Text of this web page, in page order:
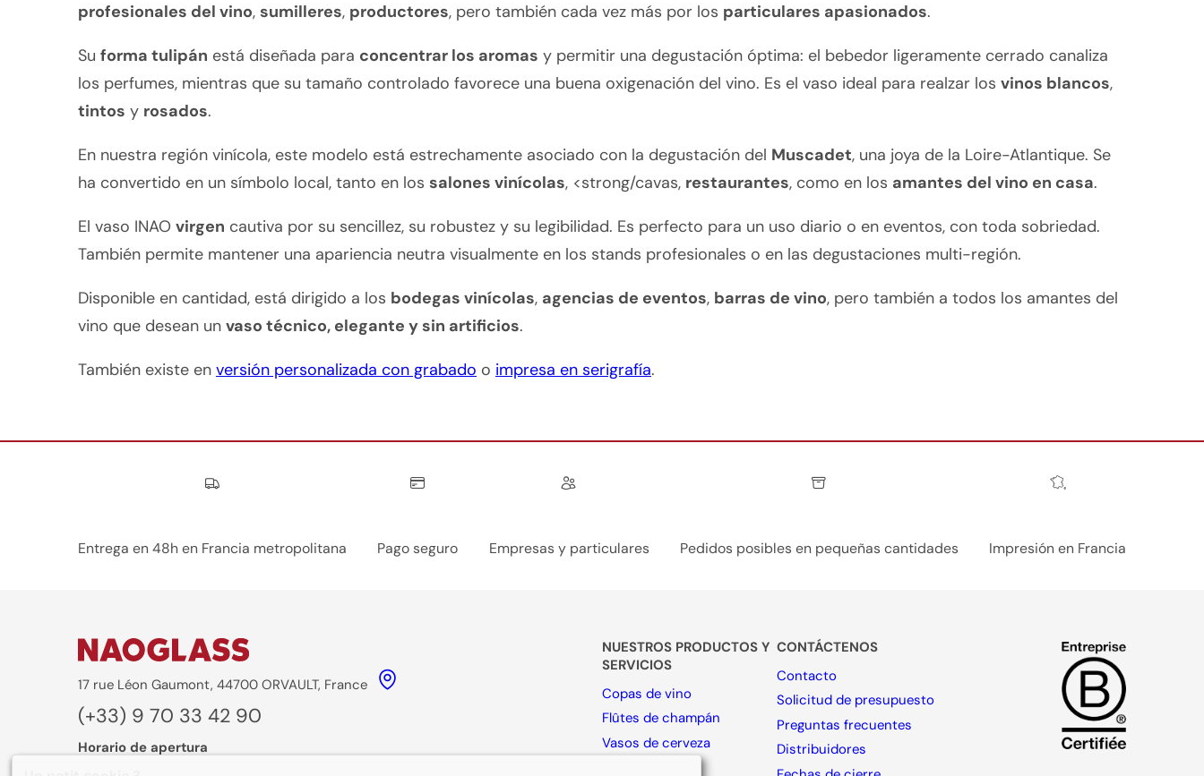
profesionales del vino, sumilleres, productores, pero también cada vez más por los particulares apasionados.
Su forma tulipán está diseñada para concentrar los aromas y permitir una degustación óptima: el bebedor ligeramente cerrado canaliza
los perfumes, mientras que su tamaño controlado favorece una buena oxigenación del vino. Es el vaso ideal para realzar los vinos blancos,
tintos y rosados.
En nuestra región vinícola, este modelo está estrechamente asociado con la degustación del Muscadet, una joya de la Loire-Atlantique. Se
ha convertido en un símbolo local, tanto en los salones vinícolas, <strong/cavas, restaurantes, como en los amantes del vino en casa.
El vaso INAO virgen cautiva por su sencillez, su robustez y su legibilidad. Es perfecto para un uso diario o en eventos, con toda sobriedad.
También permite mantener una apariencia neutra visualmente en los stands profesionales o en las degustaciones multi-región.
Disponible en cantidad, está dirigido a los bodegas vinícolas, agencias de eventos, barras de vino, pero también a todos los amantes del
vino que desean un vaso técnico, elegante y sin artificios.
También existe en versión personalizada con grabado o impresa en serigrafía.
Nos engagements
Entrega en 48h en Francia metropolitana Pago seguro Empresas y particulares Pedidos posibles en pequeñas cantidades Impresión en Francia
17 rue Léon Gaumont, 44700 ORVAULT, France
(+33) 9 70 33 42 90
Horario de apertura
NUESTROS PRODUCTOS Y
SERVICIOS
Copas de vino
Flûtes de champán
Vasos de cerveza
CONTÁCTENOS
Contacto
Solicitud de presupuesto
Preguntas frecuentes
Distribuidores